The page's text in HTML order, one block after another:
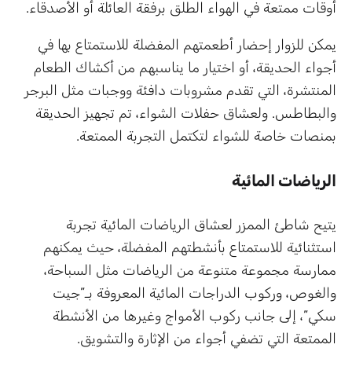
أوقات ممتعة في الهواء الطلق برفقة العائلة أو الأصدقاء.
يمكن للزوار إحضار أطعمتهم المفضلة للاستمتاع بها في
أجواء الحديقة، أو اختيار ما يناسبهم من أكشاك الطعام
المنتشرة، التي تقدم مشروبات دافئة ووجبات مثل البرجر
والبطاطس. ولعشاق حفلات الشواء، تم تجهيز الحديقة
بمنصات خاصة للشواء لتكتمل التجربة الممتعة.
الرياضات المائية
يتيح شاطئ الممزر لعشاق الرياضات المائية تجربة
استثنائية للاستمتاع بأنشطتهم المفضلة، حيث يمكنهم
ممارسة مجموعة متنوعة من الرياضات مثل السباحة،
والغوص، وركوب الدراجات المائية المعروفة بـ”جيت
سكي”، إلى جانب ركوب الأمواج وغيرها من الأنشطة
الممتعة التي تضفي أجواء من الإثارة والتشويق.